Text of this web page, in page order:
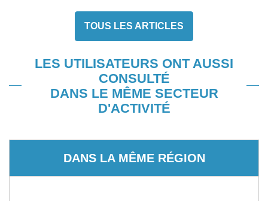
TOUS LES ARTICLES
LES UTILISATEURS ONT AUSSI
CONSULTÉ
DANS LE MÊME SECTEUR
D'ACTIVITÉ
DANS LA MÊME RÉGION